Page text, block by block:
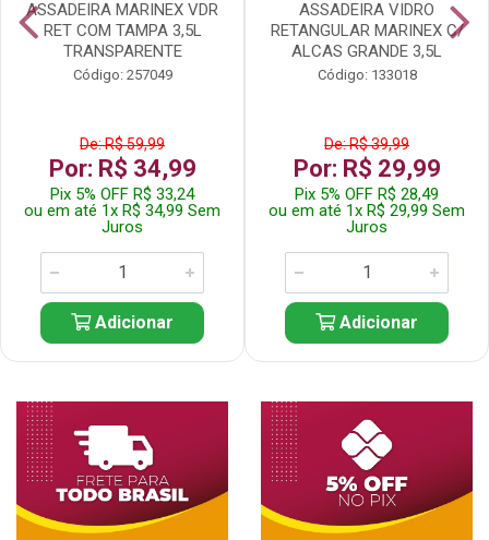
ASSADEIRA MARINEX VDR
RET COM TAMPA 3,5L
TRANSPARENTE
Código: 257049
De: R$ 59,99
Por: R$ 34,99
Pix 5% OFF R$ 33,24
ou em até 1x R$ 34,99 Sem
Juros
Adicionar
ASSADEIRA VIDRO
RETANGULAR MARINEX C/
ALCAS GRANDE 3,5L
Código: 133018
De: R$ 39,99
Por: R$ 29,99
Pix 5% OFF R$ 28,49
ou em até 1x R$ 29,99 Sem
Juros
Adicionar